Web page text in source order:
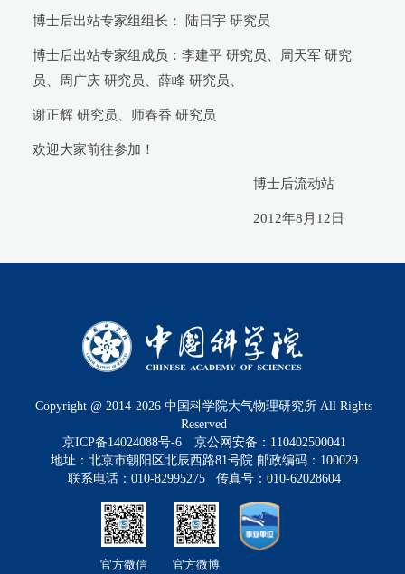
博士后出站专家组组长： 陆日宇 研究员
博士后出站专家组成员：李建平 研究员、周天军 研究
员、周广庆 研究员、薛峰 研究员、
谢正辉 研究员、师春香 研究员
欢迎大家前往参加！
博士后流动站
2012年8月12日
Copyright @ 2014-2026 中国科学院大气物理研究所 All Rights
Reserved
京ICP备14024088号-6
京公网安备：110402500041
地址：北京市朝阳区北辰西路81号院 邮政编码：100029
联系电话：010-82995275 传真号：010-62028604
官方微信 官方微博